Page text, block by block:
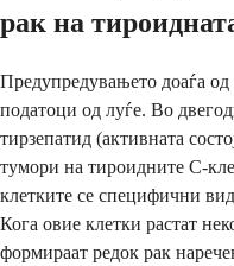
рак на
Предупредувањето доаѓа
податоци од луѓе. Во
тирзепатид (активната
тумори на тироидните C-
клетките се специфични
Кога овие клетки растат
формираат редок рак